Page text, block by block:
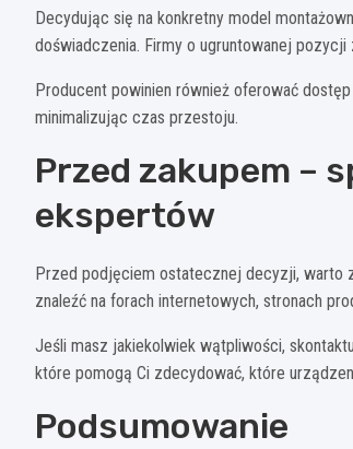
Decydując się na konkretny model
doświadczenia. Firmy o ugruntowanej
Producent powinien również oferować
minimalizując czas przestoju.
Przed zakupem –
ekspertów
Przed podjęciem ostatecznej decyzji, warto
znaleźć na forach internetowych, stronach
Jeśli masz jakiekolwiek wątpliwości,
które pomogą Ci zdecydować, które
Podsumowanie